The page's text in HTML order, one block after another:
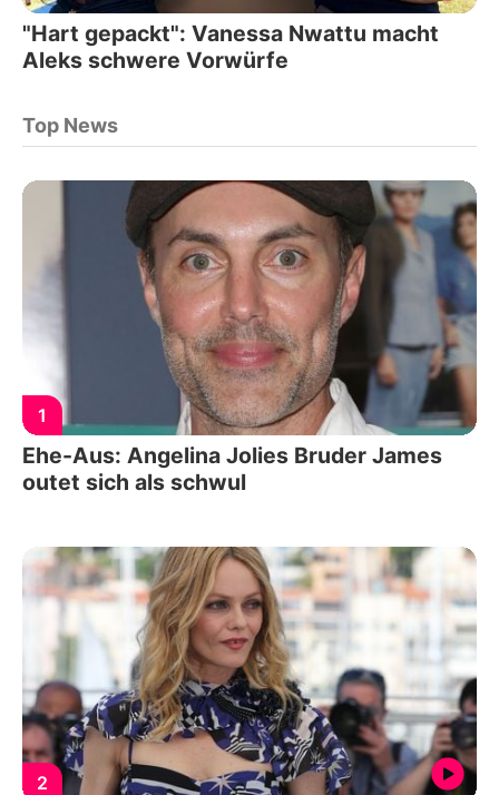
"Hart gepackt": Vanessa Nwattu macht
Aleks schwere Vorwürfe
Top News
1
Ehe-Aus: Angelina Jolies Bruder James
outet sich als schwul
2